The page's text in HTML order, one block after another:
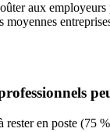
aux
en poste (75